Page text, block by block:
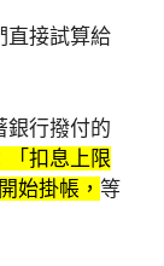
直接試算給
銀行撥付的
「扣息上限
始掛帳， 等